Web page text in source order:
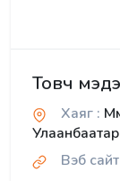
Товч
Хаяг :
Вэб